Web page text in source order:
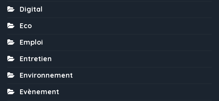
Digital
Eco
Emploi
Entretien
Environnement
Evènement